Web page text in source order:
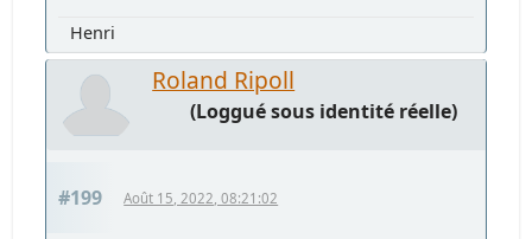
Henri
Roland Ripoll
(Loggué sous identité réelle)
#199 Août 15, 2022, 08:21:02